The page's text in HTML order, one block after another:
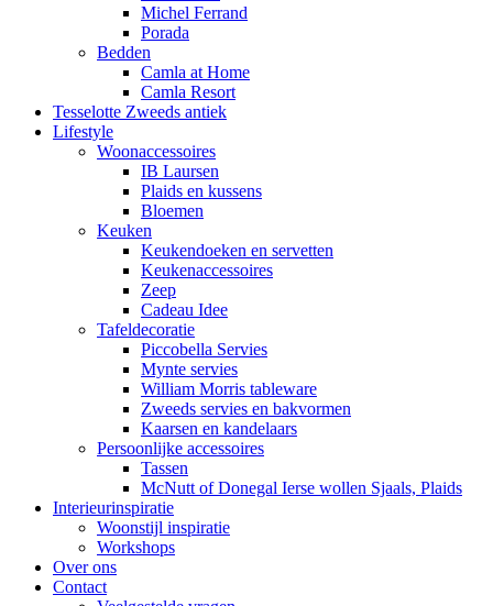
Michel Ferrand
Porada
Bedden
Camla at Home
Camla Resort
Tesselotte Zweeds antiek
Lifestyle
Woonaccessoires
IB Laursen
Plaids en kussens
Bloemen
Keuken
Keukendoeken en servetten
Keukenaccessoires
Zeep
Cadeau Idee
Tafeldecoratie
Piccobella Servies
Mynte servies
William Morris tableware
Zweeds servies en bakvormen
Kaarsen en kandelaars
Persoonlijke accessoires
Tassen
McNutt of Donegal Ierse wollen Sjaals, Plaids
Interieurinspiratie
Woonstijl inspiratie
Workshops
Over ons
Contact